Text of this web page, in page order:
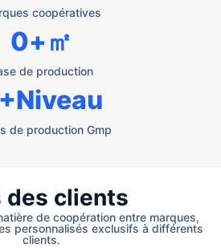
coopératives
de production
0+㎡
de production Gmp
+Niveau
des clients
de coopération entre marques,
personnalisés exclusifs à différents
clients.